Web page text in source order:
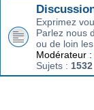
Exprimez
Parlez nous
ou de loin
Modérateur :
Sujets : 1532